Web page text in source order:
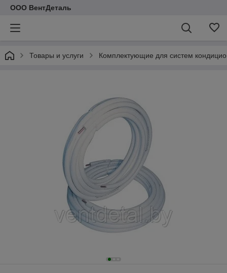
ООО ВентДеталь
Товары и услуги Комплектующие для систем